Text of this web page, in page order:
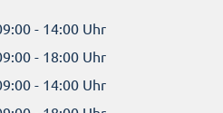
- 14:00 Uhr
- 18:00 Uhr
- 14:00 Uhr